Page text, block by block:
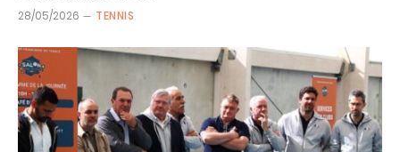
28/05/2026 TENNIS